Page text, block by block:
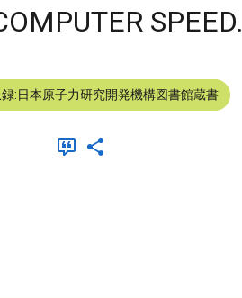
SPEED.
録:日本原子力研究開発機構図書館蔵書